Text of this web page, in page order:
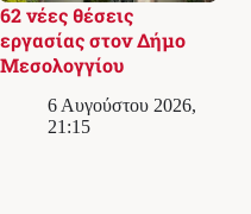
62 νέες θέσεις
εργασίας στον Δήμο
Μεσολογγίου
6 Αυγούστου 2026,
21:15